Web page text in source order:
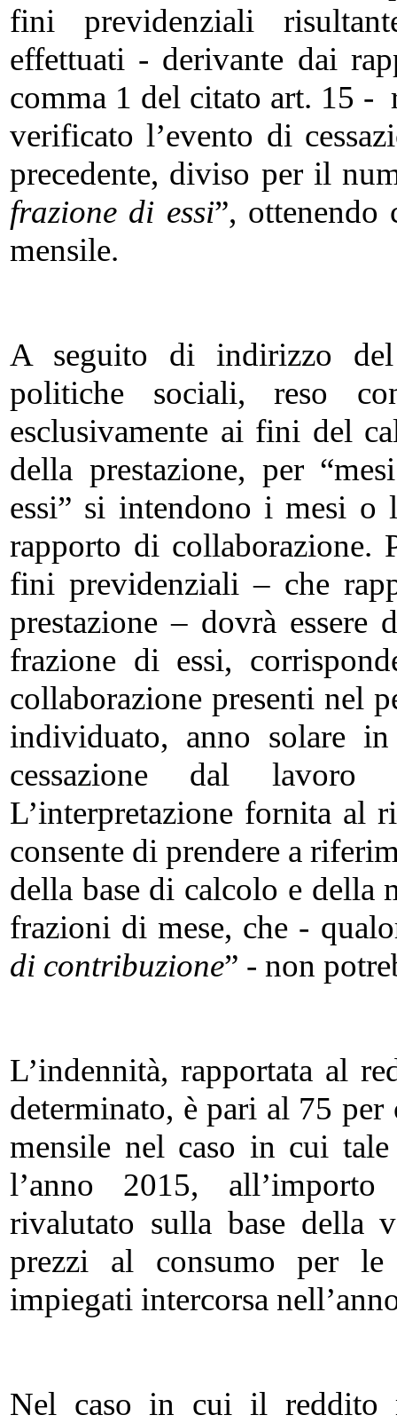
fini previdenziali
effettuati - derivante dai
comma 1 del citato art. 15 -
verificato l’evento di
precedente, diviso per il
frazione di essi”, ottenendo
mensile.
A seguito di indirizzo
politiche sociali, reso
esclusivamente ai fini del
della prestazione, per
essi” si intendono i mesi
rapporto di collaborazione.
fini previdenziali – che
prestazione – dovrà
frazione di essi,
collaborazione presenti nel
individuato, anno solare
cessazione dal lavoro
L’interpretazione fornita al
consente di prendere a
della base di calcolo e della
frazioni di mese, che -
di contribuzione” - non
L’indennità, rapportata al
determinato, è pari al 75
mensile nel caso in cui
l’anno 2015,
rivalutato sulla base della
prezzi al consumo per
impiegati intercorsa
Nel caso in cui il reddito